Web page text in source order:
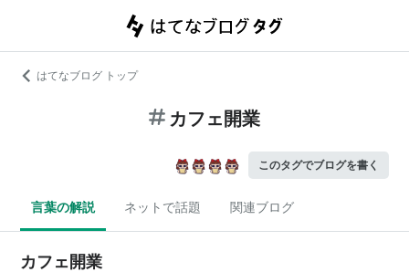
はてなブログ トップ
カフェ開業
このタグでブログを書く
言葉の解説 ネットで話題 関連ブログ
カフェ開業